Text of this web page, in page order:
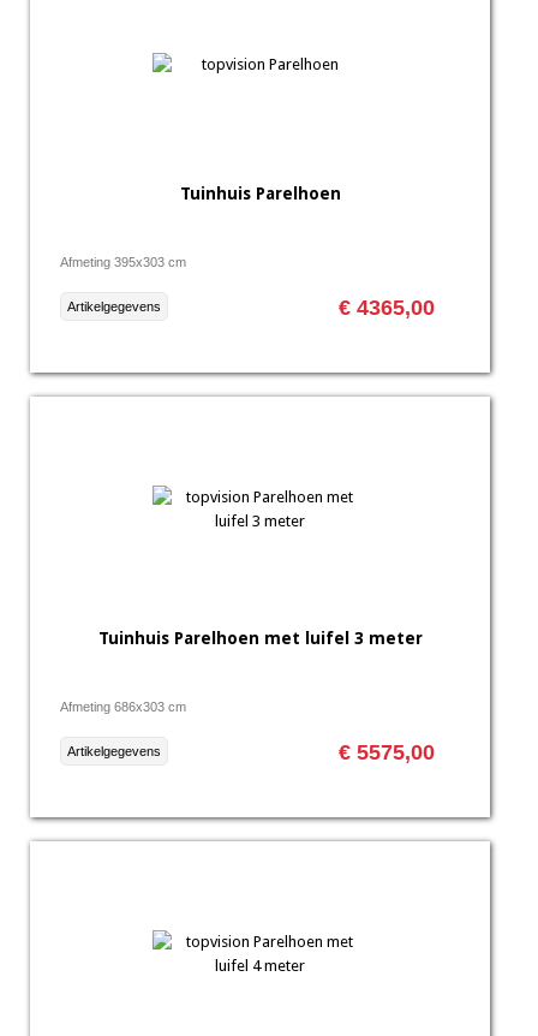
Tuinhuis Parelhoen
Afmeting 395x303 cm
€ 4365,00
Artikelgegevens
Tuinhuis Parelhoen met luifel 3 meter
Afmeting 686x303 cm
€ 5575,00
Artikelgegevens